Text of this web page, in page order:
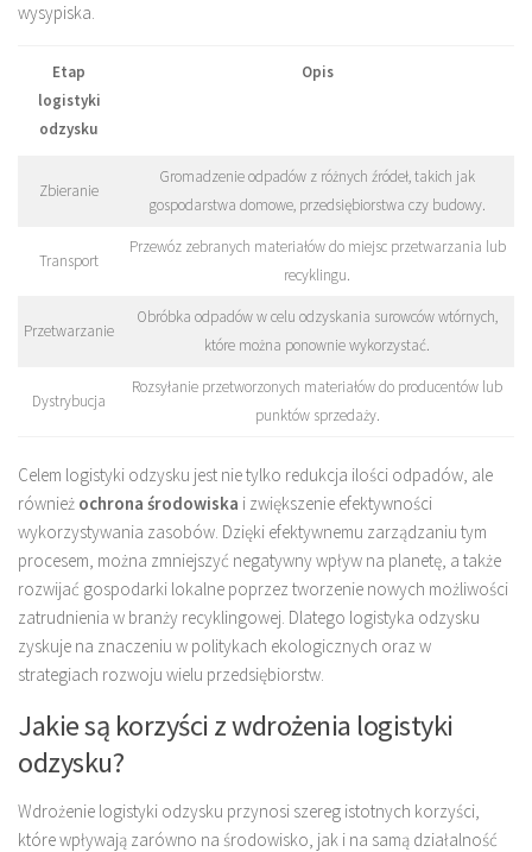
wysypiska.
Etap
logistyki
odzysku
Opis
Zbieranie
Gromadzenie odpadów z różnych źródeł, takich jak
gospodarstwa domowe, przedsiębiorstwa czy budowy.
Transport
Przewóz zebranych materiałów do miejsc przetwarzania lub
recyklingu.
Przetwarzanie
Obróbka odpadów w celu odzyskania surowców wtórnych,
które można ponownie wykorzystać.
Dystrybucja
Rozsyłanie przetworzonych materiałów do producentów lub
punktów sprzedaży.
Celem logistyki odzysku jest nie tylko redukcja ilości odpadów, ale
również ochrona środowiska i zwiększenie efektywności
wykorzystywania zasobów. Dzięki efektywnemu zarządzaniu tym
procesem, można zmniejszyć negatywny wpływ na planetę, a także
rozwijać gospodarki lokalne poprzez tworzenie nowych możliwości
zatrudnienia w branży recyklingowej. Dlatego logistyka odzysku
zyskuje na znaczeniu w politykach ekologicznych oraz w
strategiach rozwoju wielu przedsiębiorstw.
Jakie są korzyści z wdrożenia logistyki
odzysku?
Wdrożenie logistyki odzysku przynosi szereg istotnych korzyści,
które wpływają zarówno na środowisko, jak i na samą działalność